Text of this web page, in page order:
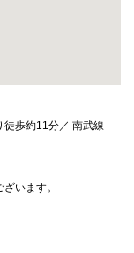
歩約11分／ 南武線
います。